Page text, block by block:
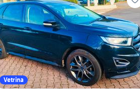
Vetrina